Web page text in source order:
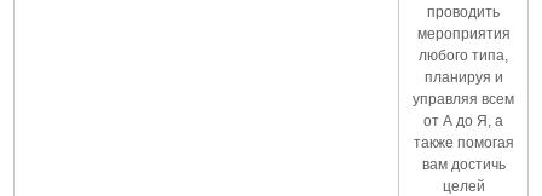
проводить
мероприятия
любого типа,
планируя и
управляя всем
от А до Я, а
также помогая
вам достичь
целей